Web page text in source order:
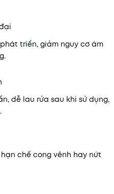
triển, giảm nguy cơ ám
dễ lau rửa sau khi sử dụng,
chế cong vênh hay nứt